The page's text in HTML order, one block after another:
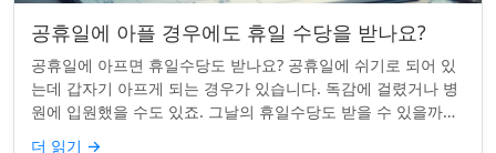
공휴일에 아플 경우에도 휴일 수당을 받나요?
공휴일에 아프면 휴일수당도 받나요? 공휴일에 쉬기로 되어 있
는데 갑자기 아프게 되는 경우가 있습니다. 독감에 걸렸거나 병
원에 입원했을 수도 있죠. 그날의 휴일수당도 받을 수 있을까요?
이는 흔한 질문이며, 답변은 주...
더 읽기 →